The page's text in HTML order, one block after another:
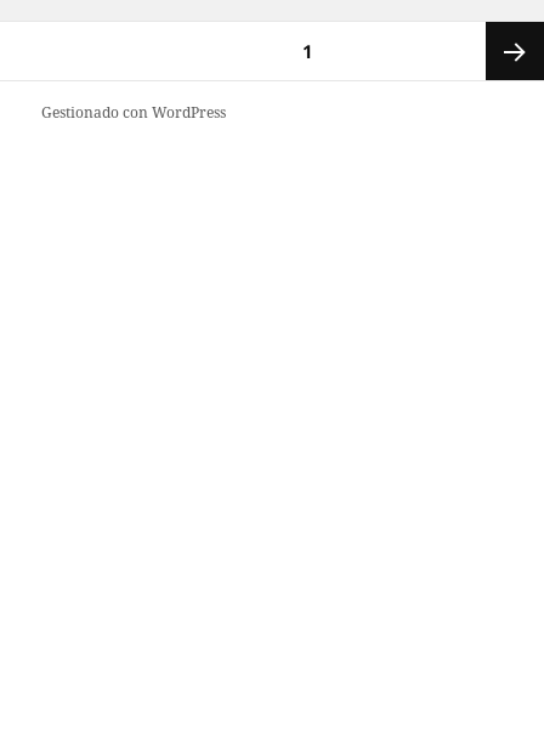
1
Gestionado con WordPress